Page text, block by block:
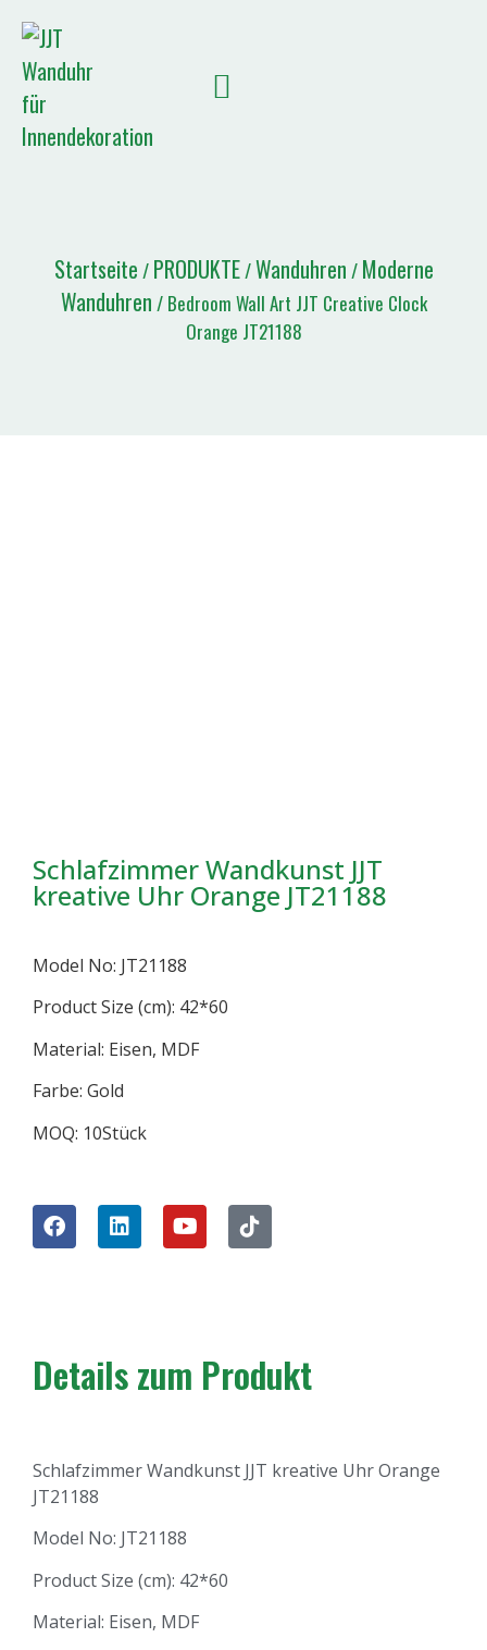
Startseite / PRODUKTE/Wanduhren / Moderne
Wanduhren / Bedroom Wall Art JJT Creative Clock
Orange JT21188
Schlafzimmer Wandkunst JJT
kreative Uhr Orange JT21188
Model No: JT21188
Product Size (cm): 42*60
Material: Eisen, MDF
Farbe: Gold
MOQ: 10Stück
Details zum Produkt
Schlafzimmer Wandkunst JJT kreative Uhr Orange
JT21188
Model No: JT21188
Product Size (cm): 42*60
Material: Eisen, MDF